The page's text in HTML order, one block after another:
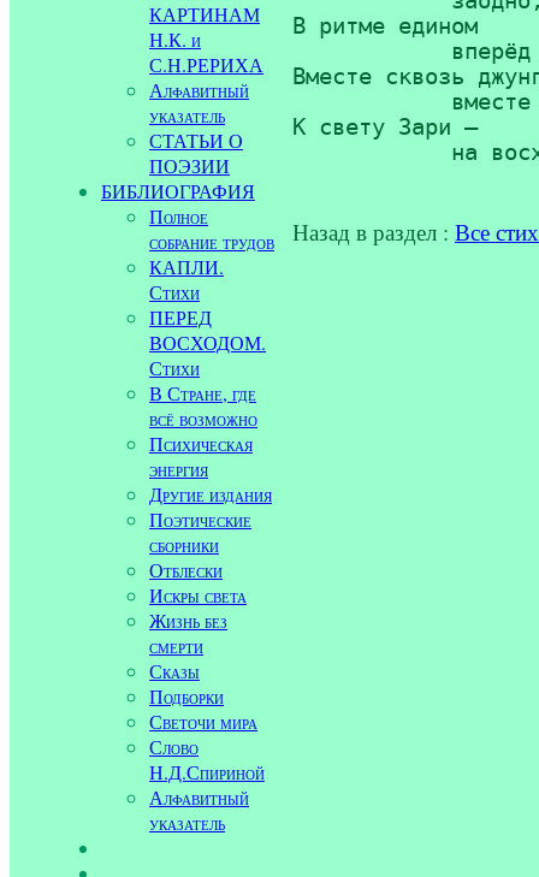
КАРТИНАМ
Н.К. и
С.Н.РЕРИХА
Алфавитный
указатель
СТАТЬИ О
ПОЭЗИИ
БИБЛИОГРАФИЯ
Полное
собрание трудов
КАПЛИ.
Стихи
ПЕРЕД
ВОСХОДОМ.
Стихи
В Стране, где
всё возможно
Психическая
энергия
Другие издания
Поэтические
сборники
Отблески
Искры света
Жизнь без
смерти
Сказы
Подборки
Светочи мира
Слово
Н.Д.Спириной
Алфавитный
указатель
В ритме едином
Вместе сквозь
К свету Зари —
на
Назад в раздел : Все